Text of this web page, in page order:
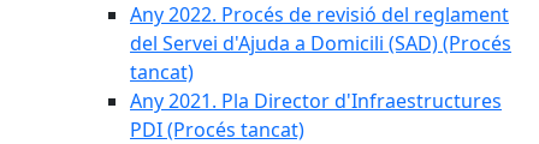
Any 2022. Procés de revisió del reglament
del Servei d'Ajuda a Domicili (SAD) (Procés
tancat)
Any 2021. Pla Director d'Infraestructures
PDI (Procés tancat)